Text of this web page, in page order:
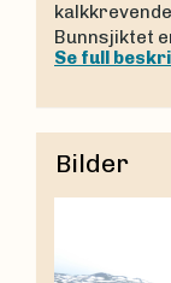
Bunnsjiktet
Se full
Bilder